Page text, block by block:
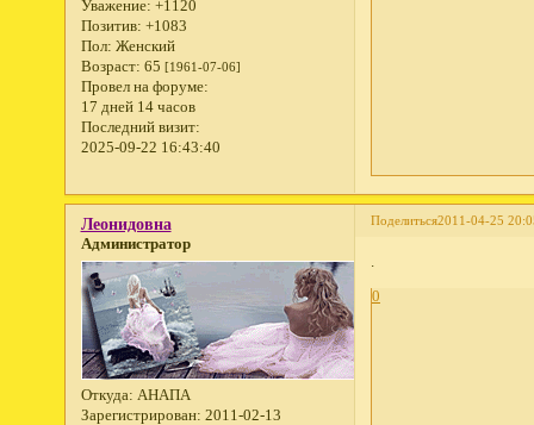
Уважение: +1120
Позитив: +1083
Пол: Женский
Возраст: 65 [1961-07-06]
Провел на форуме:
17 дней 14 часов
Последний визит:
2025-09-22 16:43:40
Поделиться2011-04-25
Леонидовна
Администратор
Откуда: АНАПА
Зарегистрирован: 2011-02-13
.
0